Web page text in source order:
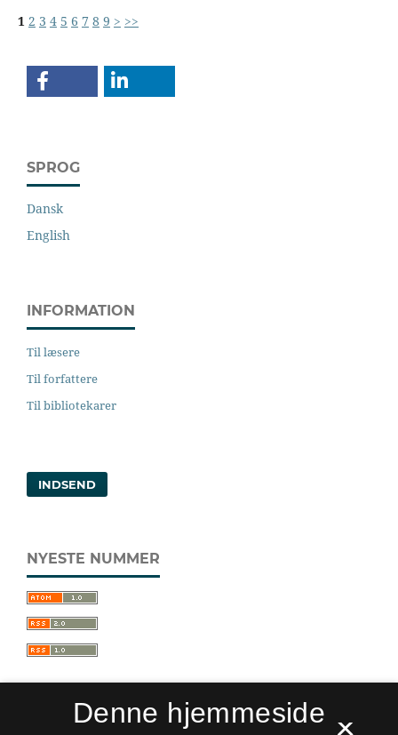
1 2 3 4 5 6 7 8 9 > >>
SPROG
Dansk
English
INFORMATION
Til læsere
Til forfattere
Til bibliotekarer
INDSEND
NYESTE NUMMER
Denne hjemmeside